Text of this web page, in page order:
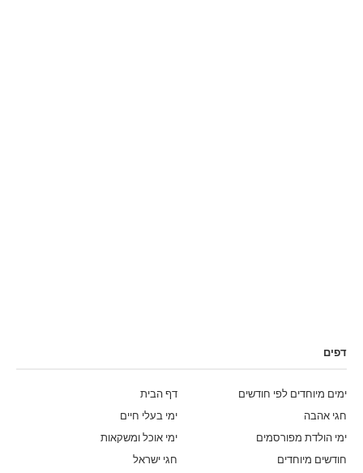
דפים
דף הבית
ימים מיוחדים לפי חודשים
ימי בעלי חיים
חגי אהבה
ימי אוכל ומשקאות
ימי הולדת מפורסמים
חגי ישראל
חודשים מיוחדים